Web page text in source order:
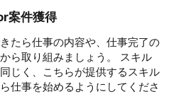
案件獲得
たら仕事の内容や、仕事完了の
ら取り組みましょう。 スキル
じく、こちらが提供するスキル
仕事を始めるようにしてくださ